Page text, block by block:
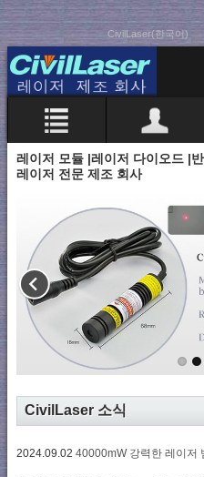
CivilLaser(한국어)
레이저 모듈 |레이저 다이오드 |
레이저 전문 제조 회사
CivilLaser 소식
2024.09.02 40000mW 강력한 레이저